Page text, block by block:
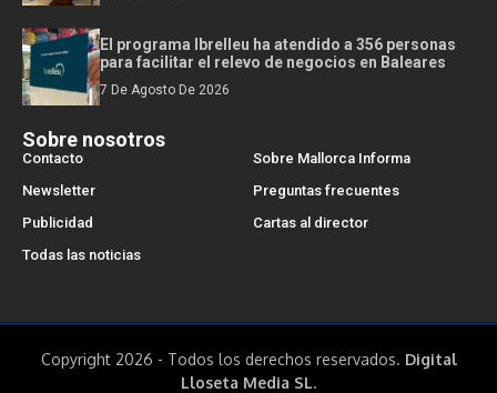
El programa Ibrelleu ha atendido a 356 personas
para facilitar el relevo de negocios en Baleares
7 De Agosto De 2026
Sobre nosotros
Contacto
Sobre Mallorca Informa
Newsletter
Preguntas frecuentes
Publicidad
Cartas al director
Todas las noticias
Copyright 2026 - Todos los derechos reservados. Digital
Lloseta Media SL.